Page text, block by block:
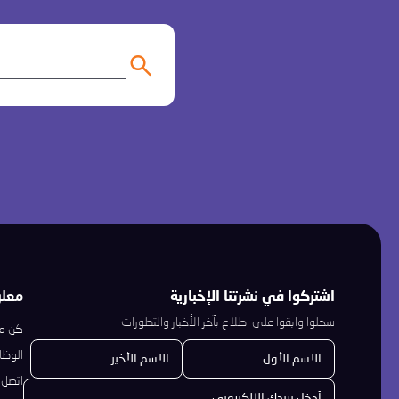
اشتركوا في نشرتنا الإخبارية
سجلوا وابقوا على اطلاع بآخر الأخبار والتطورات
كن
اتصل